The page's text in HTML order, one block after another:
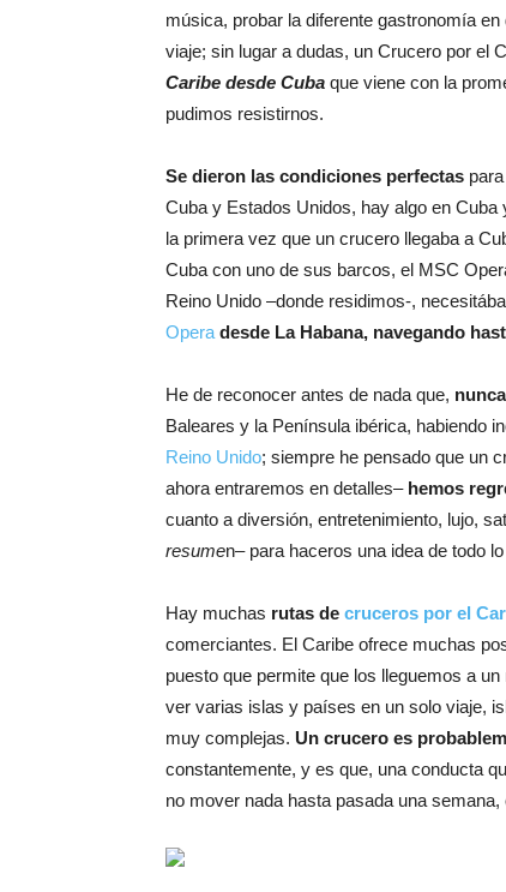
música, probar la diferente gastronomía
viaje; sin lugar a dudas, un Crucero por el
Caribe desde Cuba que viene con la
pudimos resistirnos.
Se dieron las condiciones perfectas
Cuba y Estados Unidos, hay algo en
la primera vez que un crucero llegaba a
Cuba con uno de sus barcos, el MSC
Reino Unido –donde residimos-,
Opera desde La Habana, navegando
He de reconocer antes de nada que,
Baleares y la Península ibérica, habiendo
Reino Unido; siempre he pensado que un
ahora entraremos en detalles– hemos
cuanto a diversión, entretenimiento, lujo,
resumen– para haceros una idea de todo
Hay muchas rutas de cruceros por el
comerciantes. El Caribe ofrece muchas
puesto que permite que los lleguemos a
ver varias islas y países en un solo viaje,
muy complejas. Un crucero es
constantemente, y es que, una conducta
no mover nada hasta pasada una